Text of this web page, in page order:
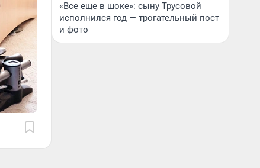
«Все еще в шоке»: сыну Трусовой
исполнился год — трогательный пост
и фото